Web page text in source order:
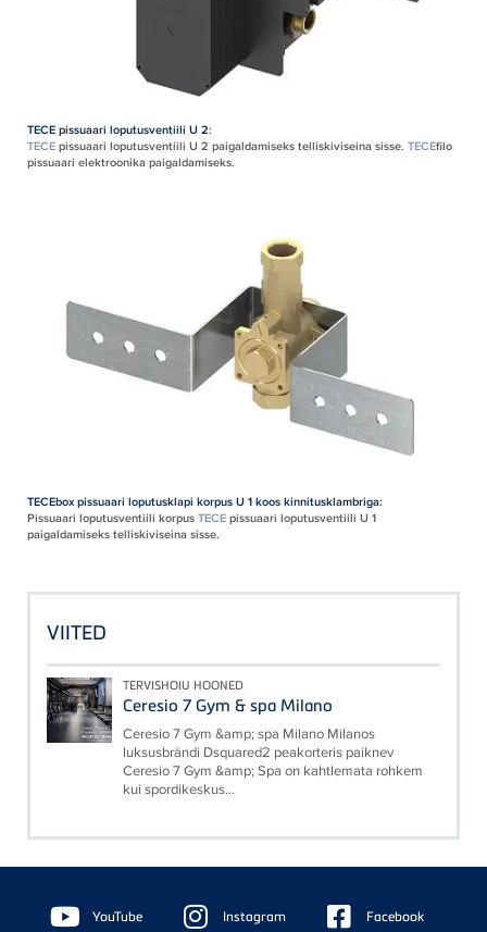
TECE pissuaari loputusventiili U 2:
TECEpissuaari loputusventiili U 2 paigaldamiseks telliskiviseina sisse. TECEfilo
pissuaari elektroonika paigaldamiseks.
TECEbox pissuaari loputusklapi korpus U 1 koos kinnitusklambriga:
Pissuaari loputusventiili korpusTECEpissuaari loputusventiili U 1
paigaldamiseks telliskiviseina sisse.
VIITED
TERVISHOIU HOONED
Ceresio 7 Gym & spa Milano
Ceresio 7 Gym &amp; spa Milano Milanos
luksusbrändi Dsquared2 peakorteris paiknev
Ceresio 7 Gym &amp; Spa on kahtlemata rohkem
kui spordikeskus...
Floating
Sidebar YouTube Instagram Facebook